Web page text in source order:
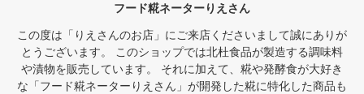
フード糀ネーターりえさん
この度は「りえさんのお店」にご来店くださいまして誠にありが
とうございます。 このショップでは北杜食品が製造する調味料
や漬物を販売しています。 それに加えて、糀や発酵食が大好き
な「フード糀ネーターりえさん」が開発した糀に特化した商品も